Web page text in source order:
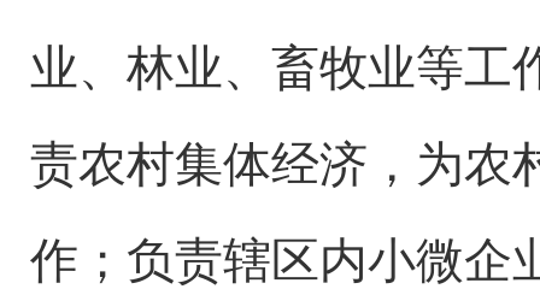
业、林业、畜牧业等工
责农村集体经济，为农
作；负责辖区内小微企